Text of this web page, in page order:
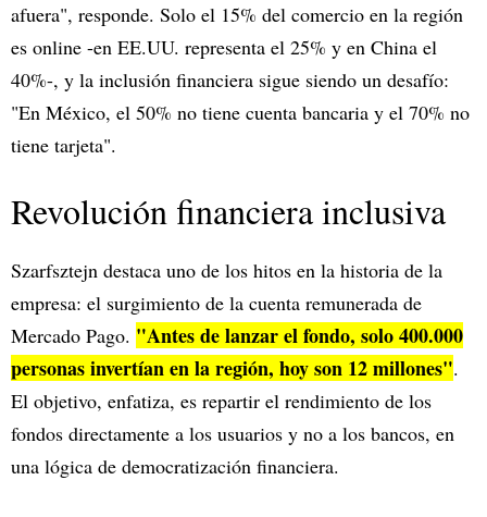
afuera", responde. Solo el 15% del comercio en la región
es online -en EE.UU. representa el 25% y en China el
40%-, y la inclusión financiera sigue siendo un desafío:
"En México, el 50% no tiene cuenta bancaria y el 70% no
tiene tarjeta".
Revolución financiera inclusiva
Szarfsztejn destaca uno de los hitos en la historia de la
empresa: el surgimiento de la cuenta remunerada de
Mercado Pago. "Antes de lanzar el fondo, solo 400.000
personas invertían en la región, hoy son 12 millones".
El objetivo, enfatiza, es repartir el rendimiento de los
fondos directamente a los usuarios y no a los bancos, en
una lógica de democratización financiera.